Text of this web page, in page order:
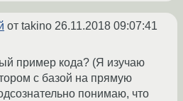
от takino 26.11.2018 09:07:41
пример кода? (Я изучаю
с базой на прямую
понимаю, что